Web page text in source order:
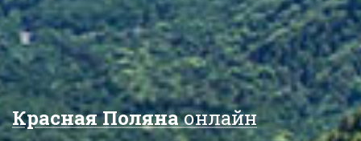
Красная Полянаонлайн